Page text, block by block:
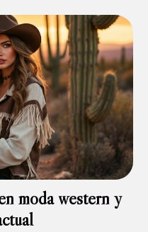
moda western y